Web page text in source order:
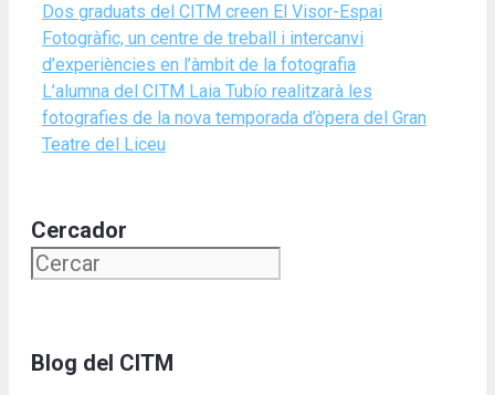
Dos graduats del CITM creen El Visor-Espai
Fotogràfic, un centre de treball i intercanvi
d’experiències en l’àmbit de la fotografia
L’alumna del CITM Laia Tubío realitzarà les
fotografies de la nova temporada d’òpera del Gran
Teatre del Liceu
Cercador
Blog del CITM